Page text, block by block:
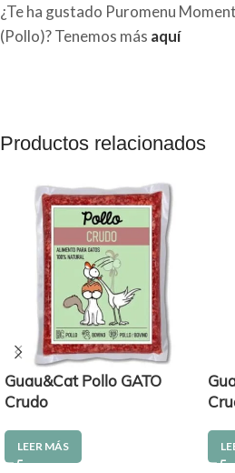
¿Te ha gustado Puromenu
(Pollo)? Tenemos más aquí
Productos relacionados
Guau&Cat Pollo GATO
Crudo
LEER MÁS